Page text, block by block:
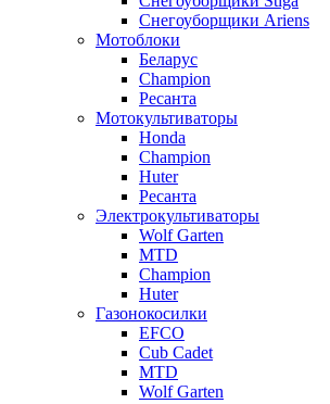
Снегоуборщики Ariens
Мотоблоки
Беларус
Champion
Ресанта
Мотокультиваторы
Honda
Champion
Huter
Ресанта
Электрокультиваторы
Wolf Garten
MTD
Champion
Huter
Газонокосилки
EFCO
Cub Cadet
MTD
Wolf Garten